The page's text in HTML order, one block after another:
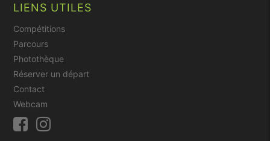
LIENS UTILES
Compétitions
Parcours
Photothèque
Réserver un départ
Contact
Webcam